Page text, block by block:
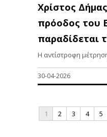
Χρίστος
πρόοδος του
παραδίδεται
Η αντίστροφη
30-04-2026
1 2 3 4 5